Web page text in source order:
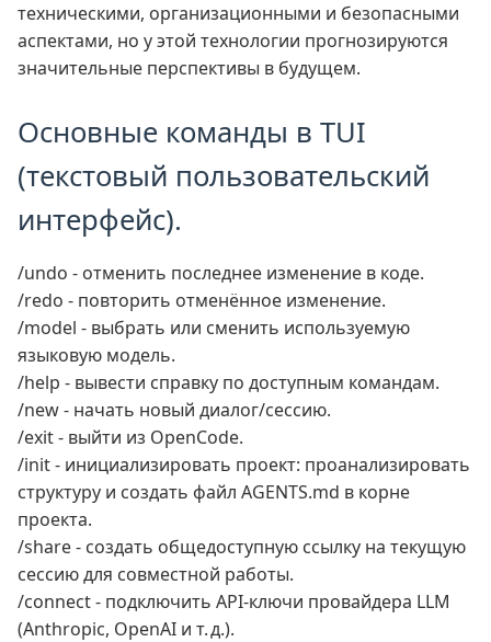
техническими, организационными и безопасными
аспектами, но у этой технологии прогнозируются
значительные перспективы в будущем.
Основные команды в TUI
(текстовый пользовательский
интерфейс).
/undo - отменить последнее изменение в коде.
/redo - повторить отменённое изменение.
/model - выбрать или сменить используемую
языковую модель.
/help - вывести справку по доступным командам.
/new - начать новый диалог/сессию.
/exit - выйти из OpenCode.
/init - инициализировать проект: проанализировать
структуру и создать файл AGENTS.md в корне
проекта.
/share - создать общедоступную ссылку на текущую
сессию для совместной работы.
/connect - подключить API‑ключи провайдера LLM
(Anthropic, OpenAI и т. д.).